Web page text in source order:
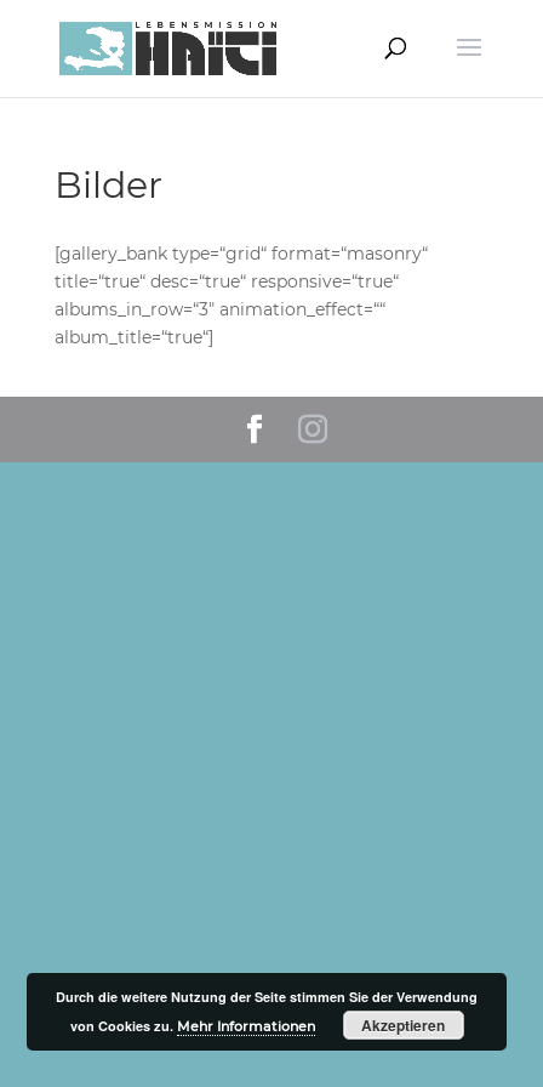
Bilder
[gallery_bank type=“grid“ format=“masonry“
title=“true“ desc=“true“ responsive=“true“
albums_in_row=“3″ animation_effect=““
album_title=“true“]
Durch die weitere Nutzung der Seite stimmen Sie der Verwendung
von Cookies zu. Mehr Informationen Akzeptieren